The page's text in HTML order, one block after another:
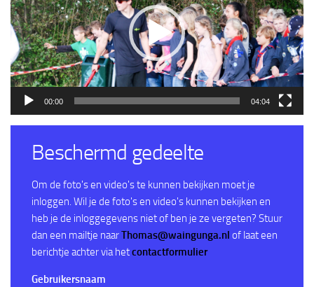
00:00 04:04
Beschermd gedeelte
Om de foto's en video's te kunnen bekijken moet je
inloggen. Wil je de foto's en video's kunnen bekijken en
heb je de inloggegevens niet of ben je ze vergeten? Stuur
dan een mailtje naarThomas@waingunga.nl of laat een
berichtje achter via hetcontactformulier
Gebruikersnaam